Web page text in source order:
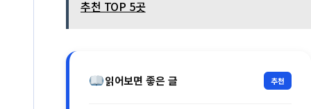
추천 TOP 5곳
읽어보면 좋은 글 추천